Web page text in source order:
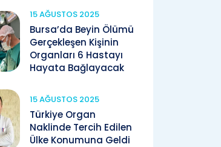
15 AĞUSTOS 2025
Bursa’da Beyin Ölümü
Gerçekleşen Kişinin
Organları 6 Hastayı
Hayata Bağlayacak
15 AĞUSTOS 2025
Türkiye Organ
Naklinde Tercih Edilen
Ülke Konumuna Geldi